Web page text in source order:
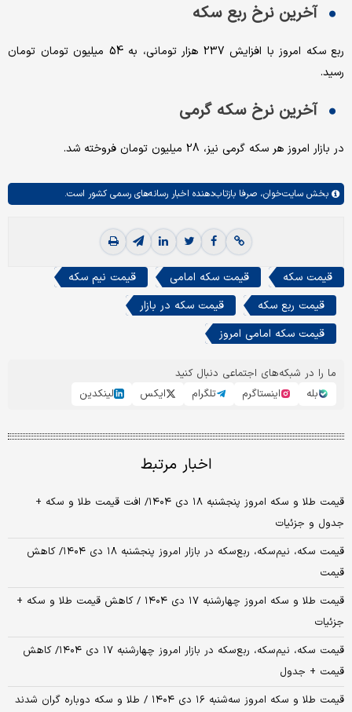
آخرین نرخ ربع سکه
ربع سکه امروز با افزایش 237 هزار تومانی، به 54 میلیون تومان تومان
رسید.
آخرین نرخ سکه گرمی
در بازار امروز هر سکه گرمی نیز، 28 میلیون تومان فروخته شد.
بخش سایت‌خوان، صرفا بازتاب‌دهنده اخبار رسانه‌های رسمی کشور است.
قیمت سکه قیمت سکه امامی
قیمت نیم سکه
قیمت ربع سکه
قیمت سکه در بازار
قیمت سکه امامی امروز
ما را در شبکه‌های اجتماعی دنبال کنید
بله
اینستاگرم تلگرام ایکس لینکدین
اخبار مرتبط
قیمت طلا و سکه امروز پنجشنبه ۱۸ دی ۱۴۰۴/ افت قیمت طلا و سکه +
جدول و جزئیات
قیمت سکه، نیم‌سکه، ربع‌سکه در بازار امروز پنجشنبه ۱۸ دی ۱۴۰۴/ کاهش
قیمت
قیمت طلا و سکه امروز چهارشنبه ۱۷ دی ۱۴۰۴ / کاهش قیمت طلا و سکه +
جزئیات
قیمت سکه، نیم‌سکه، ربع‌سکه در بازار امروز چهارشنبه ۱۷ دی ۱۴۰۴/ کاهش
قیمت + جدول
قیمت طلا و سکه امروز سه‌شنبه ۱۶ دی ۱۴۰۴ / طلا و سکه دوباره گران شدند